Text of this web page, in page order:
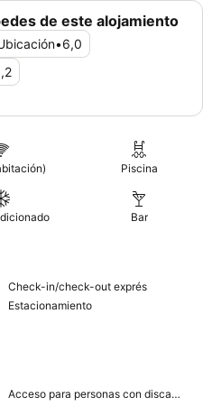
de este alojamiento
•6,0
Piscina
Bar
Check-in/check-out exprés
Estacionamiento
Acceso para personas con discapacidad